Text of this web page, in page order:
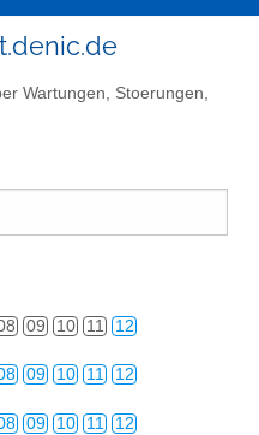
Wartungen, Stoerungen,
09 10 11 12
09 10 11 12
09 10 11 12